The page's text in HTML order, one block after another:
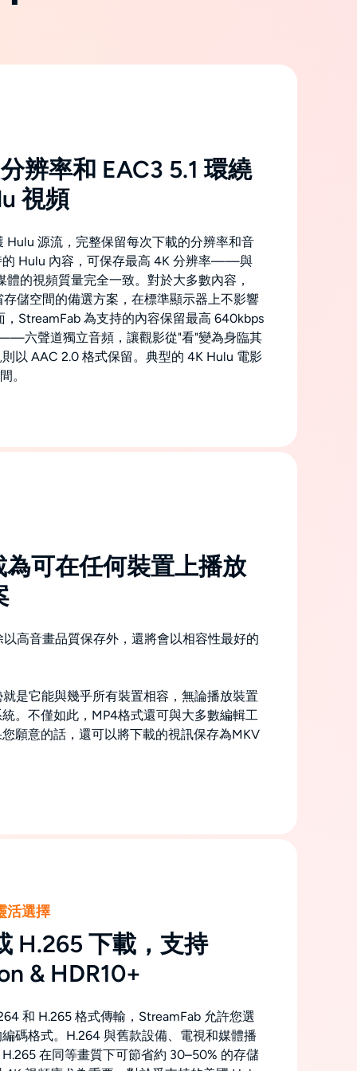
辨率和 EAC3 5.1 環繞
視頻
Hulu 源流，完整保留每次下載的分辨率和音
的 Hulu 內容，可保存最高 4K 分辨率——與
的視頻質量完全一致。對於大多數內容，
儲空間的備選方案，在標準顯示器上不影響
，StreamFab 為支持的內容保留最高 640kbps
六聲道獨立音頻，讓觀影從"看"變為身臨其
以 AAC 2.0 格式保留。典型的 4K Hulu 電影
。
可在任何裝置上播放
高音畫品質保存外，還將會以相容性最好的
是它能與幾乎所有裝置相容，無論播放裝置
。不僅如此，MP4格式還可與大多數編輯工
願意的話，還可以將下載的視訊保存為MKV
活選擇
H.265 下載，支持
& HDR10+
和 H.265 格式傳輸，StreamFab 允許您選
碼格式。H.264 與舊款設備、電視和媒體播
在同等畫質下可節省約 30–50% 的存儲